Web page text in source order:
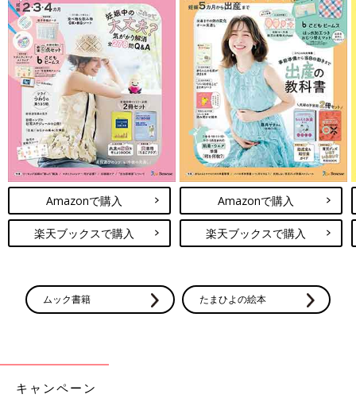
Amazonで購入
楽天ブックスで購入
Amazonで購入
楽天ブックスで購入
ムック書籍 たまひよの絵本
キャンペーン